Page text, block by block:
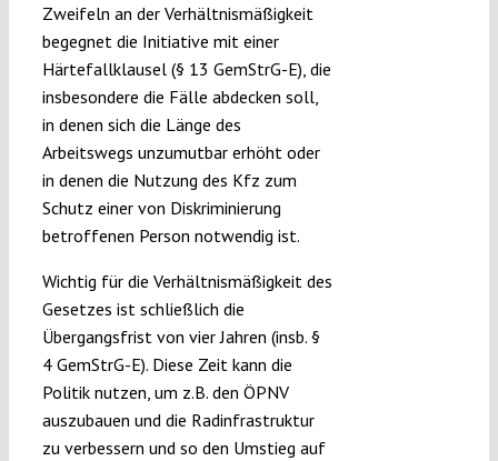
Zweifeln an der Verhältnismäßigkeit
begegnet die Initiative mit einer
Härtefallklausel (§ 13 GemStrG-E), die
insbesondere die Fälle abdecken soll,
in denen sich die Länge des
Arbeitswegs unzumutbar erhöht oder
in denen die Nutzung des Kfz zum
Schutz einer von Diskriminierung
betroffenen Person notwendig ist.
Wichtig für die Verhältnismäßigkeit des
Gesetzes ist schließlich die
Übergangsfrist von vier Jahren (insb. §
4 GemStrG-E). Diese Zeit kann die
Politik nutzen, um z.B. den ÖPNV
auszubauen und die Radinfrastruktur
zu verbessern und so den Umstieg auf